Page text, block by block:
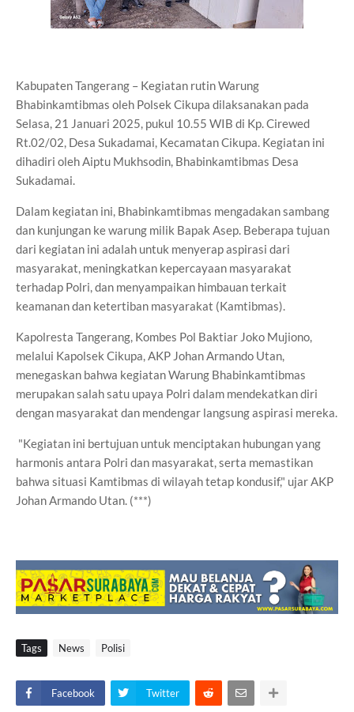
Kabupaten Tangerang – Kegiatan rutin Warung
Bhabinkamtibmas oleh Polsek Cikupa dilaksanakan pada
Selasa, 21 Januari 2025, pukul 10.55 WIB di Kp. Cirewed
Rt.02/02, Desa Sukadamai, Kecamatan Cikupa. Kegiatan ini
dihadiri oleh Aiptu Mukhsodin, Bhabinkamtibmas Desa
Sukadamai.
Dalam kegiatan ini, Bhabinkamtibmas mengadakan sambang
dan kunjungan ke warung milik Bapak Asep. Beberapa tujuan
dari kegiatan ini adalah untuk menyerap aspirasi dari
masyarakat, meningkatkan kepercayaan masyarakat
terhadap Polri, dan menyampaikan himbauan terkait
keamanan dan ketertiban masyarakat (Kamtibmas).
Kapolresta Tangerang, Kombes Pol Baktiar Joko Mujiono,
melalui Kapolsek Cikupa, AKP Johan Armando Utan,
menegaskan bahwa kegiatan Warung Bhabinkamtibmas
merupakan salah satu upaya Polri dalam mendekatkan diri
dengan masyarakat dan mendengar langsung aspirasi mereka.
"Kegiatan ini bertujuan untuk menciptakan hubungan yang
harmonis antara Polri dan masyarakat, serta memastikan
bahwa situasi Kamtibmas di wilayah tetap kondusif," ujar AKP
Johan Armando Utan. (***)
Tags News Polisi
Facebook Twitter